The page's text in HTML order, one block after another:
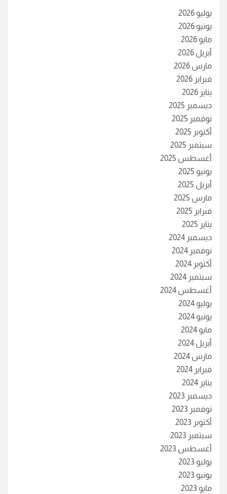
يوليو 2026
يونيو 2026
مايو 2026
أبريل 2026
مارس 2026
فبراير 2026
يناير 2026
ديسمبر 2025
نوفمبر 2025
أكتوبر 2025
سبتمبر 2025
أغسطس 2025
يونيو 2025
أبريل 2025
مارس 2025
فبراير 2025
يناير 2025
ديسمبر 2024
نوفمبر 2024
أكتوبر 2024
سبتمبر 2024
أغسطس 2024
يوليو 2024
يونيو 2024
مايو 2024
أبريل 2024
مارس 2024
فبراير 2024
يناير 2024
ديسمبر 2023
نوفمبر 2023
أكتوبر 2023
سبتمبر 2023
أغسطس 2023
يوليو 2023
يونيو 2023
مايو 2023